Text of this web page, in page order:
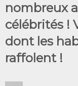
nombreux
célébrités !
dont les
raffolent !